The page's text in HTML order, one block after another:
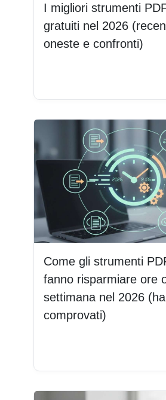
I migliori strumenti
gratuiti nel 2026
oneste e confronti)
Come gli strumenti
fanno risparmiare ore
settimana nel 2026
comprovati)